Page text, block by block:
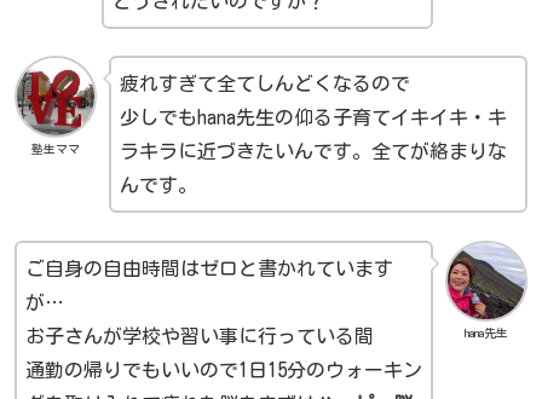
塾生ママ
疲れすぎて全てしんどくなるので
少しでもhana先生の仰る子育てイキイキ・キ
ラキラに近づきたいんです。全てが絡まりな
んです。
hana先生
ご自身の自由時間はゼロと書かれています
が…
お子さんが学校や習い事に行っている間
通勤の帰りでもいいので1日15分のウォーキン